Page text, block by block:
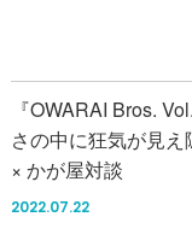
『OWARAI Bros.
さの中に狂気が見
× かが屋対談
2022.07.22